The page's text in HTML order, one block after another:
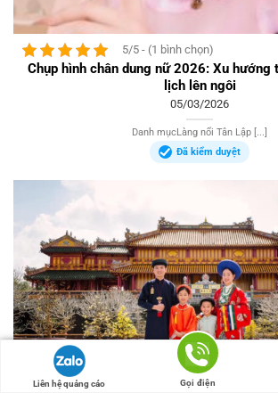
5/5 - (1 bình chọn)
Chụp hình chân dung nữ 2026: Xu hướng
lịch lên ngôi
05/03/2026
Danh mụcLàng nổi Tân Lập [...]
Đã kiểm duyệt
Liên hệ quảng cáo Gọi điện